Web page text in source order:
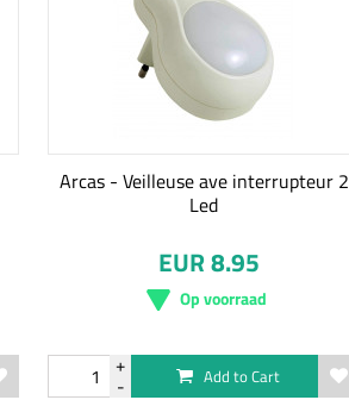
Arcas - Veilleuse ave interrupteur 2
Led
EUR 8.95
Op voorraad
Add to Cart